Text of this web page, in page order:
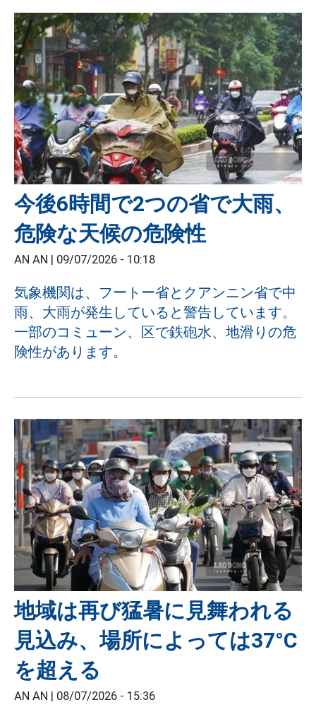
今後6時間で2つの省で大雨、
危険な天候の危険性
AN AN | 09/07/2026 - 10:18
気象機関は、フートー省とクアンニン省で中
雨、大雨が発生していると警告しています。
一部のコミューン、区で鉄砲水、地滑りの危
険性があります。
地域は再び猛暑に見舞われる
見込み、場所によっては37°C
を超える
AN AN | 08/07/2026 - 15:36